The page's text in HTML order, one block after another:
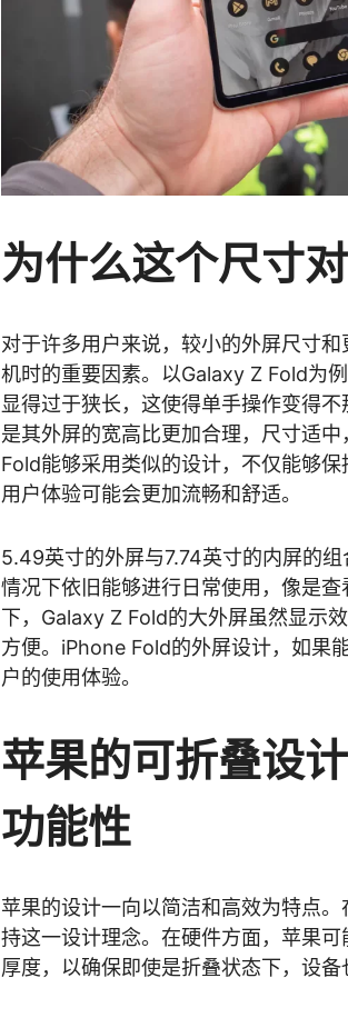
为什么这个尺寸
对于许多用户来说，较小的外屏尺寸
机时的重要因素。以Galaxy Z Fold为
显得过于狭长，这使得单手操作变得
是其外屏的宽高比更加合理，尺寸适
Fold能够采用类似的设计，不仅能够保
用户体验可能会更加流畅和舒适。
5.49英寸的外屏与7.74英寸的内屏的
情况下依旧能够进行日常使用，像是
下，Galaxy Z Fold的大外屏虽然显示
方便。iPhone Fold的外屏设计，如果
户的使用体验。
苹果的可折叠设
功能性
苹果的设计一向以简洁和高效为特点
持这一设计理念。在硬件方面，苹果
厚度，以确保即使是折叠状态下，设备